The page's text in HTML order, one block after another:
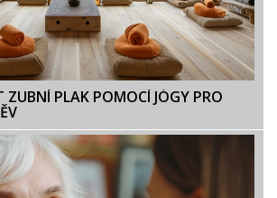
ZUBNÍ PLAK POMOCÍ JÓGY PRO